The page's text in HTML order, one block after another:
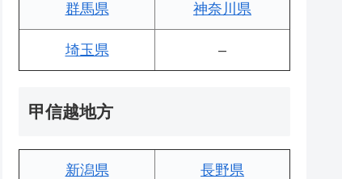
群馬県 神奈川県
埼玉県 –
甲信越地方
新潟県 長野県